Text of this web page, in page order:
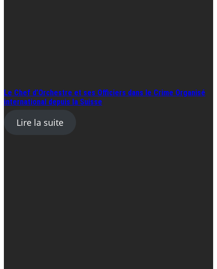
Le Chef d’Orchestre et ses Officiers dans le Crime Organisé
international depuis la Suisse
Lire la suite